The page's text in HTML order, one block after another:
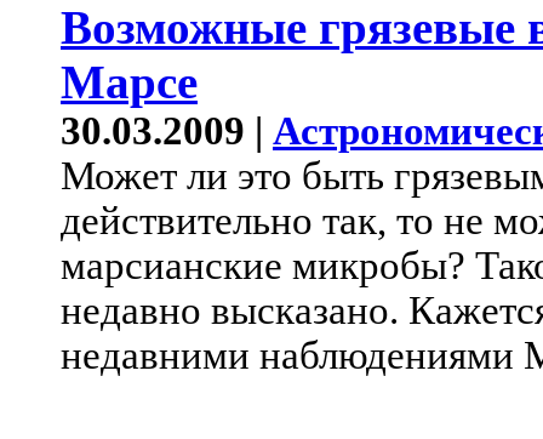
Возможные грязевые
Марсе
30.03.2009 |
Может ли это быть
действительно так, то не
марсианские микробы?
недавно высказано.
недавними наблюдениями